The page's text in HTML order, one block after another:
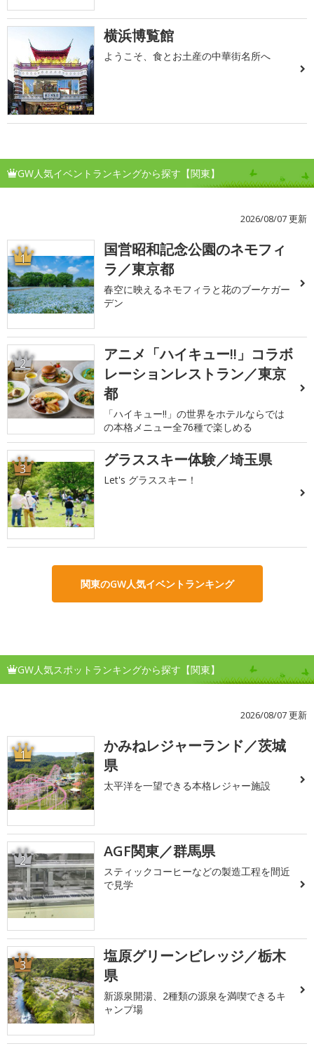
横浜博覧館
ようこそ、食とお土産の中華街名所へ
GW人気イベントランキングから探す【関東】
2026/08/07 更新
1
国営昭和記念公園のネモフィ
ラ／東京都
春空に映えるネモフィラと花のブーケガー
デン
2
アニメ「ハイキュー!!」コラボ
レーションレストラン／東京
都
「ハイキュー!!」の世界をホテルならでは
の本格メニュー全76種で楽しめる
3 グラススキー体験／埼玉県
Let's グラススキー！
関東のGW人気イベントランキング
GW人気スポットランキングから探す【関東】
2026/08/07 更新
1
かみねレジャーランド／茨城
県
太平洋を一望できる本格レジャー施設
2 AGF関東／群馬県
スティックコーヒーなどの製造工程を間近
で見学
3
塩原グリーンビレッジ／栃木
県
新源泉開湯、2種類の源泉を満喫できるキ
ャンプ場